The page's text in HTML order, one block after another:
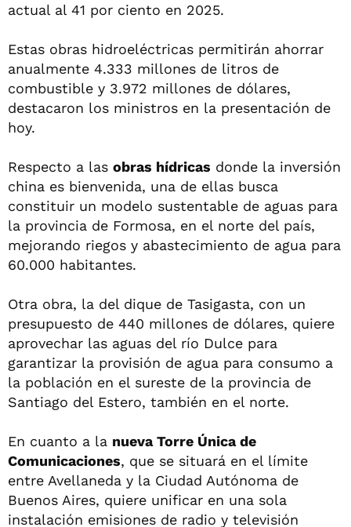
actual al 41 por ciento en 2025.
Estas obras hidroeléctricas permitirán ahorrar
anualmente 4.333 millones de litros de
combustible y 3.972 millones de dólares,
destacaron los ministros en la presentación de
hoy.
Respecto a las obras hídricas donde la inversión
china es bienvenida, una de ellas busca
constituir un modelo sustentable de aguas para
la provincia de Formosa, en el norte del país,
mejorando riegos y abastecimiento de agua para
60.000 habitantes.
Otra obra, la del dique de Tasigasta, con un
presupuesto de 440 millones de dólares, quiere
aprovechar las aguas del río Dulce para
garantizar la provisión de agua para consumo a
la población en el sureste de la provincia de
Santiago del Estero, también en el norte.
En cuanto a la nueva Torre Única de
Comunicaciones, que se situará en el límite
entre Avellaneda y la Ciudad Autónoma de
Buenos Aires, quiere unificar en una sola
instalación emisiones de radio y televisión